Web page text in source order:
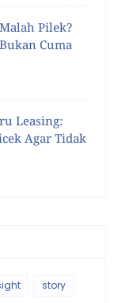
Pilek?
Cuma
Leasing:
Agar Tidak
story